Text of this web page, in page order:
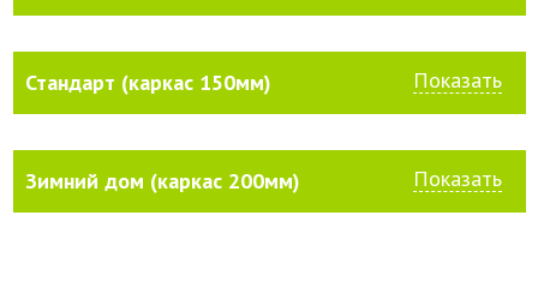
Стандарт (каркас 150мм) Показать
Зимний дом (каркас 200мм) Показать